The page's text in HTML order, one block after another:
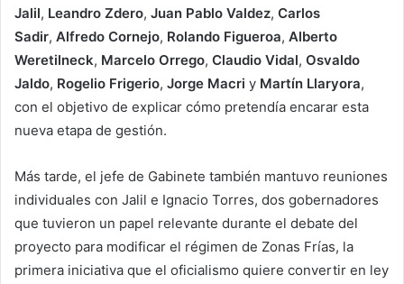
Jalil, Leandro Zdero, Juan Pablo Valdez, Carlos
Sadir, Alfredo Cornejo, Rolando Figueroa, Alberto
Weretilneck, Marcelo Orrego, Claudio Vidal, Osvaldo
Jaldo, Rogelio Frigerio, Jorge Macri y Martín Llaryora,
con el objetivo de explicar cómo pretendía encarar esta
nueva etapa de gestión.
Más tarde, el jefe de Gabinete también mantuvo reuniones
individuales con Jalil e Ignacio Torres, dos gobernadores
que tuvieron un papel relevante durante el debate del
proyecto para modificar el régimen de Zonas Frías, la
primera iniciativa que el oficialismo quiere convertir en ley